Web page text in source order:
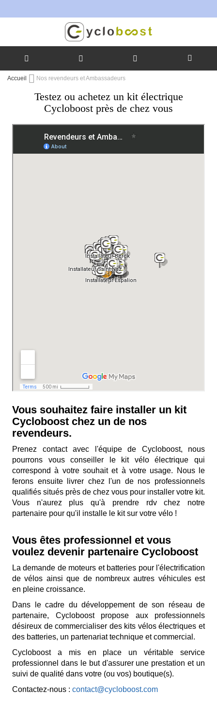
Allez
Accueil Nos revendeurs et Ambassadeurs
Testez ou achetez un kit électrique
Cycloboost près de chez vous
Vous souhaitez faire installer un kit
Cycloboost chez un de nos
revendeurs.
Prenez contact avec l'équipe de Cycloboost, nous
pourrons vous conseiller le kit vélo électrique qui
correspond à votre souhait et à votre usage. Nous le
ferons ensuite livrer chez l'un de nos professionnels
qualifiés situés près de chez vous pour installer votre kit.
Vous n'aurez plus qu'à prendre rdv chez notre
partenaire pour qu'il installe le kit sur votre vélo !
Vous êtes professionnel et vous
voulez devenir partenaire Cycloboost
La demande de moteurs et batteries pour l'électrification
de vélos ainsi que de nombreux autres véhicules est
en pleine croissance.
Dans le cadre du développement de son réseau de
partenaire, Cycloboost propose aux professionnels
désireux de commercialiser des kits vélos électriques et
des batteries, un partenariat technique et commercial.
Cycloboost a mis en place un véritable service
professionnel dans le but d'assurer une prestation et un
suivi de qualité dans votre (ou vos) boutique(s).
Contactez-nous : contact@cycloboost.com